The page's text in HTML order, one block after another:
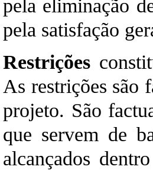
pela eliminação
pela satisfação
Restrições
As restrições são
projeto. São
que servem de
alcançados